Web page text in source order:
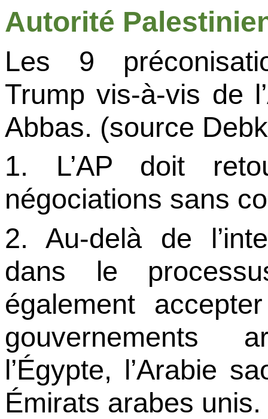
Autorité
Les 9
Trump vis-à-vis de
Abbas. (source
1. L’AP doit
négociations sans
2. Au-delà de
dans le
également
gouvernements
l’Égypte, l’Arabie
Émirats arabes unis.